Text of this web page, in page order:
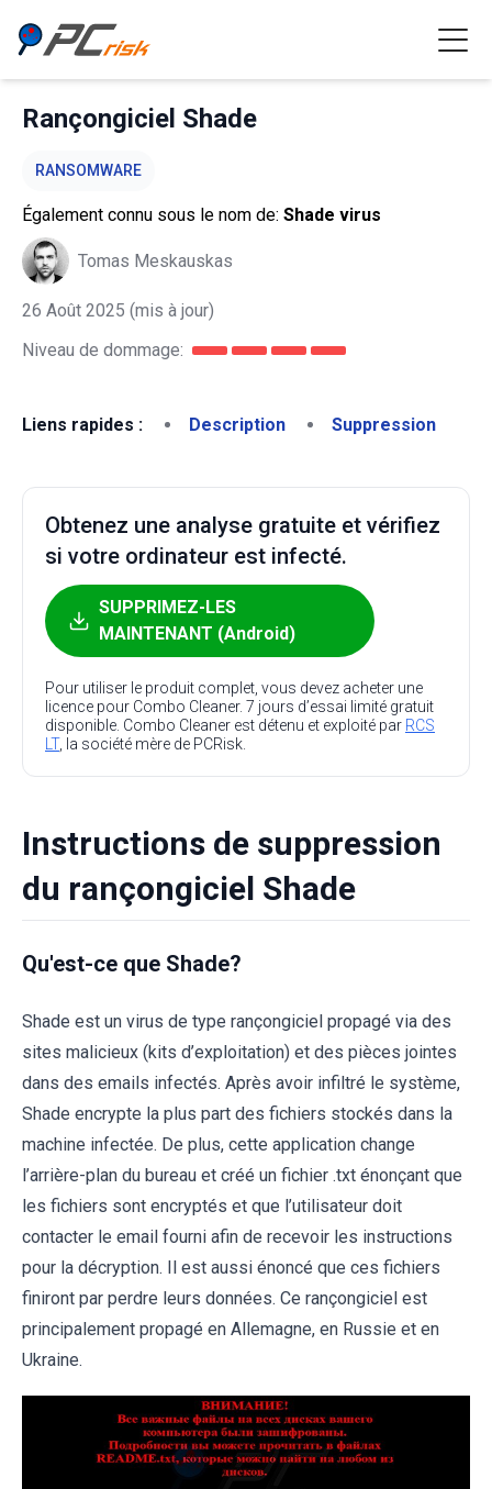
Rançongiciel Shade
RANSOMWARE
Également connu sous le nom de: Shade virus
Tomas Meskauskas
26 Août 2025 (mis à jour)
Niveau de dommage:
Liens rapides : Description Suppression
Obtenez une analyse gratuite et vérifiez
si votre ordinateur est infecté.
SUPPRIMEZ-LES
MAINTENANT (Android)
Pour utiliser le produit complet, vous devez acheter une
licence pour Combo Cleaner. 7 jours d’essai limité gratuit
disponible. Combo Cleaner est détenu et exploité par RCS
LT, la société mère de PCRisk.
Instructions de suppression
du rançongiciel Shade
Qu'est-ce que Shade?
Shade est un virus de type rançongiciel propagé via des
sites malicieux (kits d’exploitation) et des pièces jointes
dans des emails infectés. Après avoir infiltré le système,
Shade encrypte la plus part des fichiers stockés dans la
machine infectée. De plus, cette application change
l’arrière-plan du bureau et créé un fichier .txt énonçant que
les fichiers sont encryptés et que l’utilisateur doit
contacter le email fourni afin de recevoir les instructions
pour la décryption. Il est aussi énoncé que ces fichiers
finiront par perdre leurs données. Ce rançongiciel est
principalement propagé en Allemagne, en Russie et en
Ukraine.